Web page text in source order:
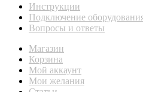
Инструкции
Подключение
Вопросы и ответы
Магазин
Корзина
Мой аккаунт
Мои желания